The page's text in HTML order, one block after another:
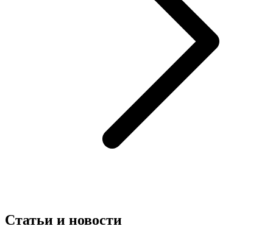
Статьи и новости